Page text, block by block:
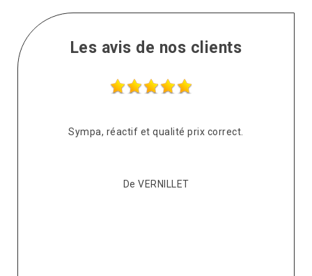
Les avis de nos clients
Sympa, réactif et qualité prix correct.
De VERNILLET